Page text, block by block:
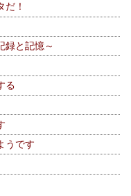
！
録と記憶～
る
うです